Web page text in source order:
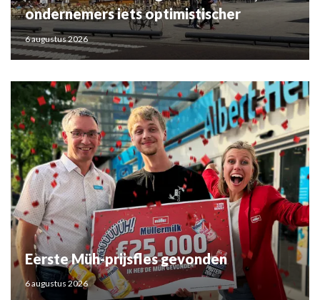
ondernemers iets optimistischer
6 augustus 2026
Eerste Müh-prijsfles gevonden
6 augustus 2026